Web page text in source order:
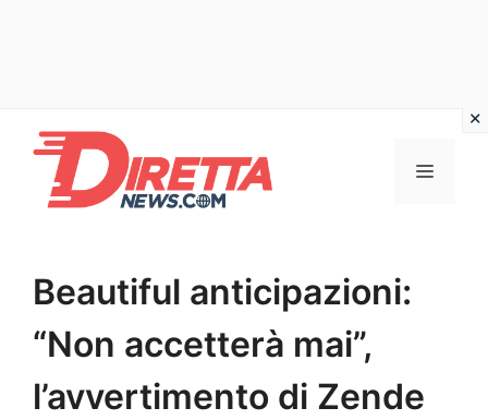
contenuto
Menu
Beautiful anticipazioni:
“Non accetterà mai”,
l’avvertimento di Zende